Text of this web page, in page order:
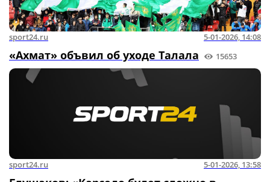
sport24.ru 5-01-2026, 14:08
«Ахмат» объвил об уходе Талала 15653
sport24.ru 5-01-2026, 13:58